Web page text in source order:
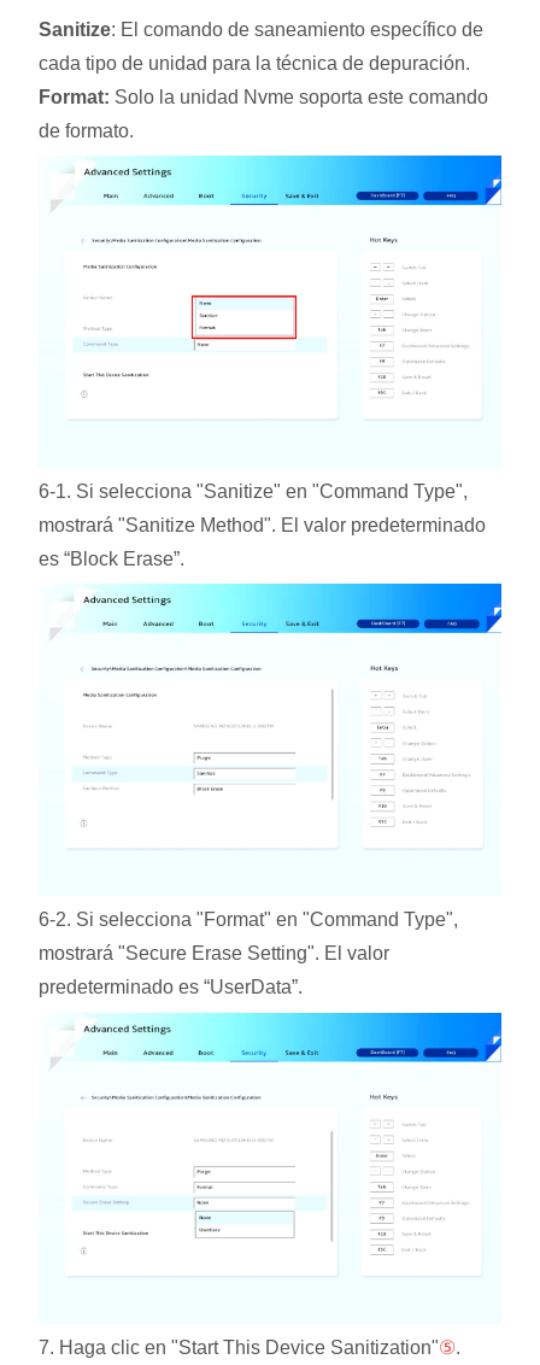
Sanitize: El comando de saneamiento específico de
cada tipo de unidad para la técnica de depuración.
Format: Solo la unidad Nvme soporta este comando
de formato.
6-1. Si selecciona "Sanitize" en "Command Type",
mostrará "Sanitize Method". El valor predeterminado
es “Block Erase”.
6-2. Si selecciona "Format" en "Command Type",
mostrará "Secure Erase Setting". El valor
predeterminado es “UserData”.
7. Haga clic en "Start This Device Sanitization"⑤.